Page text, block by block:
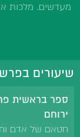
מעדשים. מלכות
שיעורים
ספר בראשית
ירוחם
חטאם של אדם